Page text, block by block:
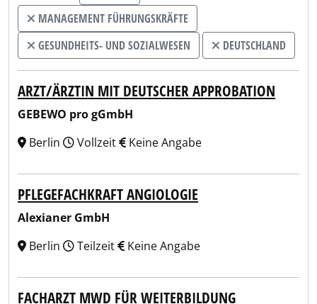
MANAGEMENT FÜHRUNGSKRÄFTE
GESUNDHEITS- UND SOZIALWESEN
DEUTSCHLAND
ARZT/ÄRZTIN MIT DEUTSCHER APPROBATION
GEBEWO pro gGmbH
Berlin
Vollzeit Keine Angabe
PFLEGEFACHKRAFT ANGIOLOGIE
Alexianer GmbH
Berlin
Teilzeit Keine Angabe
FACHARZT MWD FÜR WEITERBILDUNG